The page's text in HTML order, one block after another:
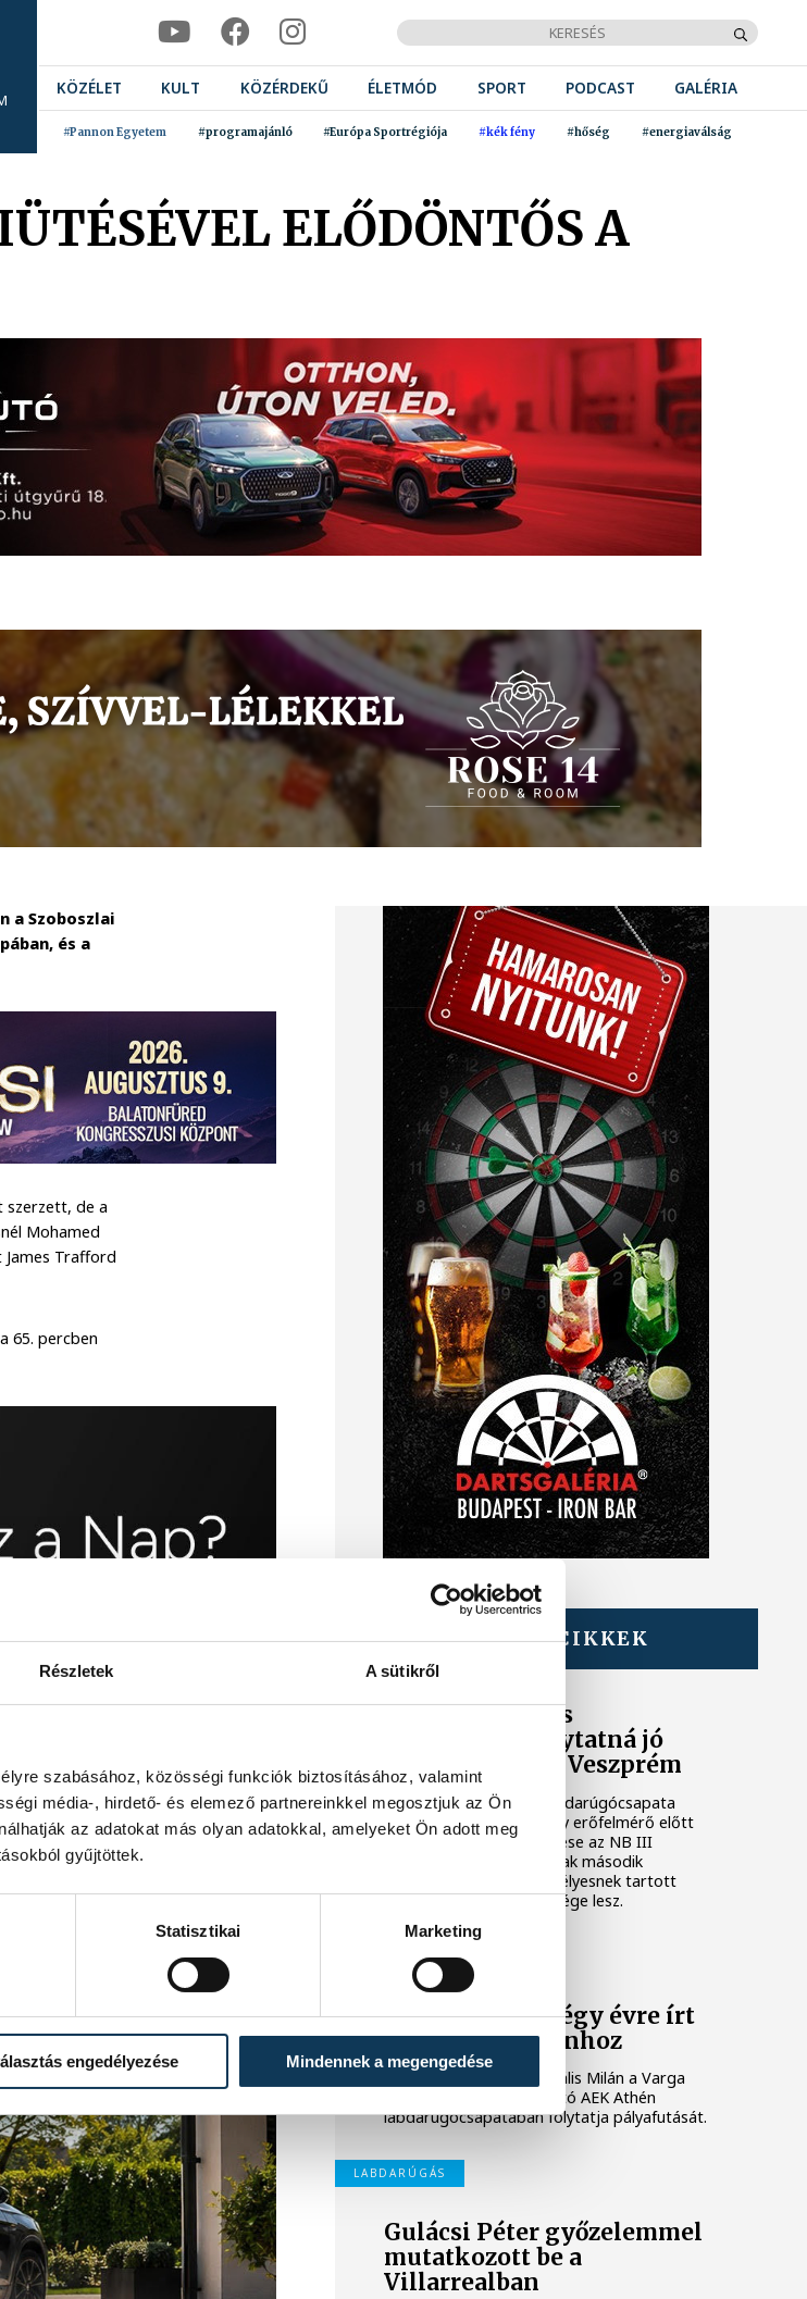
Részletek A sütikről
szabásához, közösségi funkciók biztosításához, valamint
média-, hirdető- és elemező partnereinkkel megosztjuk az Ön
az adatokat más olyan adatokkal, amelyeket Ön adott meg
gyűjtöttek.
Statisztikai Marketing
engedélyezése Mindennek a megengedése
KÖZÉLET KULT KÖZÉRDEKŰ ÉLETMÓD SPORT PODCAST GALÉRIA
#Pannon Egyetem #programajánló #Európa Sportrégiója #kék fény #hőség #energiaválság
ELŐDÖNTŐS A
a Szoboszlai
és a
szerzett, de a
Mohamed
Trafford
65. percben
TOVÁBBI CIKKEK
A bajnokesélyes
otthonában folytatná jó
sorozatát a VSC Veszprém
A VSC Veszprém férfi labdarúgócsapata
szombaton újabb komoly erőfelmérő előtt
áll: Gunther Zsolt együttese az NB III
északnyugati csoportjának második
fordulójában a bajnokesélyesnek tartott
Dorogi Bányász FC vendége lesz.
LABDARÚGÁS
Vitális Milán négy évre írt
alá az AEK Athénhoz
A magyar válogatott Vitális Milán a Varga
Barnabást is foglalkoztató AEK Athén
labdarúgócsapatában folytatja pályafutását.
LABDARÚGÁS
Gulácsi Péter győzelemmel
mutatkozott be a
Villarrealban